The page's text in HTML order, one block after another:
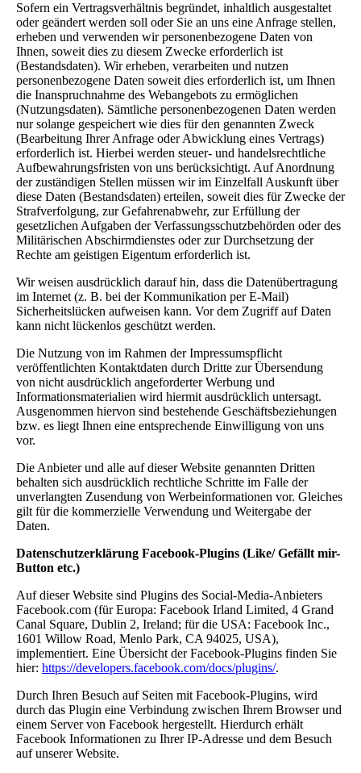
Sofern ein Vertragsverhältnis begründet, inhaltlich ausgestaltet
oder geändert werden soll oder Sie an uns eine Anfrage stellen,
erheben und verwenden wir personenbezogene Daten von
Ihnen, soweit dies zu diesem Zwecke erforderlich ist
(Bestandsdaten). Wir erheben, verarbeiten und nutzen
personenbezogene Daten soweit dies erforderlich ist, um Ihnen
die Inanspruchnahme des Webangebots zu ermöglichen
(Nutzungsdaten). Sämtliche personenbezogenen Daten werden
nur solange gespeichert wie dies für den genannten Zweck
(Bearbeitung Ihrer Anfrage oder Abwicklung eines Vertrags)
erforderlich ist. Hierbei werden steuer- und handelsrechtliche
Aufbewahrungsfristen von uns berücksichtigt. Auf Anordnung
der zuständigen Stellen müssen wir im Einzelfall Auskunft über
diese Daten (Bestandsdaten) erteilen, soweit dies für Zwecke der
Strafverfolgung, zur Gefahrenabwehr, zur Erfüllung der
gesetzlichen Aufgaben der Verfassungsschutzbehörden oder des
Militärischen Abschirmdienstes oder zur Durchsetzung der
Rechte am geistigen Eigentum erforderlich ist.
Wir weisen ausdrücklich darauf hin, dass die Datenübertragung
im Internet (z. B. bei der Kommunikation per E-Mail)
Sicherheitslücken aufweisen kann. Vor dem Zugriff auf Daten
kann nicht lückenlos geschützt werden.
Die Nutzung von im Rahmen der Impressumspflicht
veröffentlichten Kontaktdaten durch Dritte zur Übersendung
von nicht ausdrücklich angeforderter Werbung und
Informationsmaterialien wird hiermit ausdrücklich untersagt.
Ausgenommen hiervon sind bestehende Geschäftsbeziehungen
bzw. es liegt Ihnen eine entsprechende Einwilligung von uns
vor.
Die Anbieter und alle auf dieser Website genannten Dritten
behalten sich ausdrücklich rechtliche Schritte im Falle der
unverlangten Zusendung von Werbeinformationen vor. Gleiches
gilt für die kommerzielle Verwendung und Weitergabe der
Daten.
Datenschutzerklärung Facebook-Plugins (Like/ Gefällt mir-
Button etc.)
Auf dieser Website sind Plugins des Social-Media-Anbieters
Facebook.com (für Europa: Facebook Irland Limited, 4 Grand
Canal Square, Dublin 2, Ireland; für die USA: Facebook Inc.,
1601 Willow Road, Menlo Park, CA 94025, USA),
implementiert. Eine Übersicht der Facebook-Plugins finden Sie
hier: https://developers.facebook.com/docs/plugins/.
Durch Ihren Besuch auf Seiten mit Facebook-Plugins, wird
durch das Plugin eine Verbindung zwischen Ihrem Browser und
einem Server von Facebook hergestellt. Hierdurch erhält
Facebook Informationen zu Ihrer IP-Adresse und dem Besuch
auf unserer Website.